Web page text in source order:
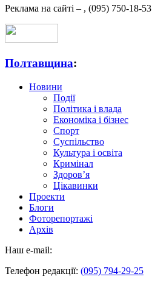
Реклама на сайті – , (095) 750-18-53
Полтавщина:
Новини
Події
Політика і влада
Економіка і бізнес
Спорт
Суспільство
Культура і освіта
Кримінал
Здоров’я
Цікавинки
Проекти
Блоги
Фоторепортажі
Архів
Наш e-mail:
Телефон редакції: (095) 794-29-25